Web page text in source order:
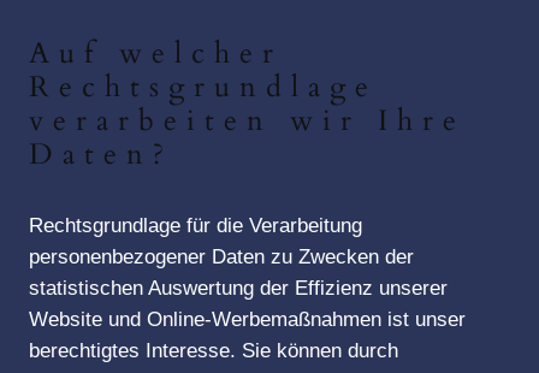
Auf welcher
Rechtsgrundlage
verarbeiten wir Ihre
Daten?
Rechtsgrundlage für die Verarbeitung
personenbezogener Daten zu Zwecken der
statistischen Auswertung der Effizienz unserer
Website und Online-Werbemaßnahmen ist unser
berechtigtes Interesse. Sie können durch